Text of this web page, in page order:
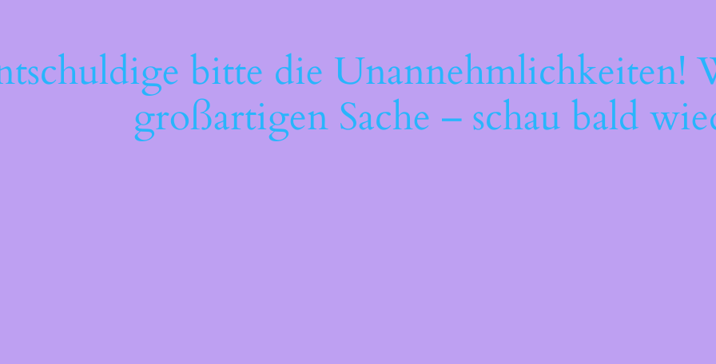
bitte die Unannehmlichkeiten!
großartigen Sache – schau bald